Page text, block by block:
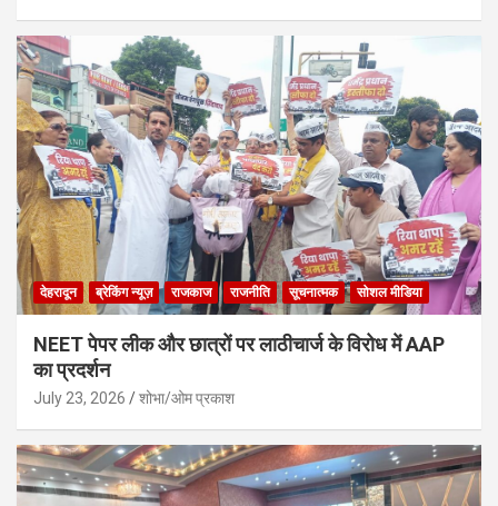
देहरादून ब्रेकिंग न्यूज़ राजकाज राजनीति सूचनात्मक सोशल मीडिया
NEET पेपर लीक और छात्रों पर लाठीचार्ज के विरोध में AAP
का प्रदर्शन
July 23, 2026 शोभा/ओम प्रकाश